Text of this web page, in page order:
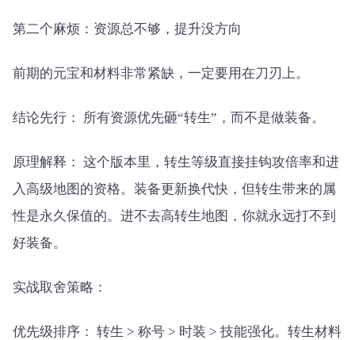
第二个麻烦：资源总不够，提升没方向
前期的元宝和材料非常紧缺，一定要用在刀刃上。
结论先行： 所有资源优先砸“转生”，而不是做装备。
原理解释： 这个版本里，转生等级直接挂钩攻倍率和进
入高级地图的资格。装备更新换代快，但转生带来的属
性是永久保值的。进不去高转生地图，你就永远打不到
好装备。
实战取舍策略：
优先级排序： 转生 > 称号 > 时装 > 技能强化。转生材料